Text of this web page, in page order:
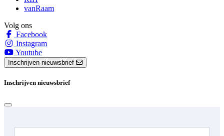
vanRaam
Volg ons
Facebook
Instagram
Youtube
Inschrijven nieuwsbrief
Inschrijven nieuwsbrief